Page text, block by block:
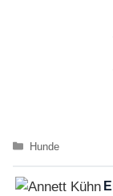
Kategorien
Hunde